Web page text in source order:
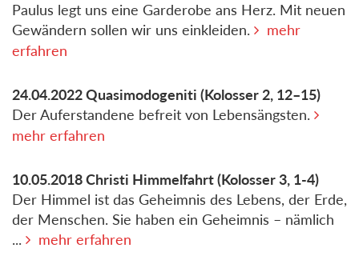
Paulus legt uns eine Garderobe ans Herz. Mit neuen
Gewändern sollen wir uns einkleiden.
mehr
erfahren
24.04.2022Quasimodogeniti (Kolosser 2, 12–15)
Der Auferstandene befreit von Lebensängsten.
mehr erfahren
10.05.2018Christi Himmelfahrt(Kolosser 3, 1-4)
Der Himmel ist das Geheimnis des Lebens, der Erde,
der Menschen. Sie haben ein Geheimnis – nämlich
...
mehr erfahren